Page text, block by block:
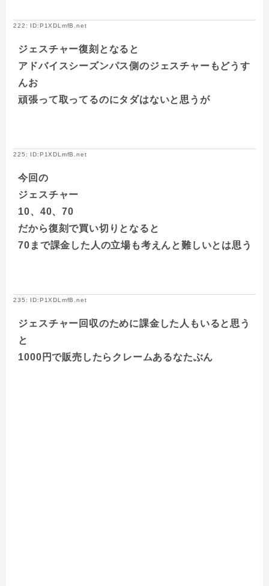
222: ID:P1XDLmfB.net
ジェスチャー復刻となると
アドバイスシーズンパス側のジェスチャーもどうす
んお
頑張って取ってるのにタダはないと思うが
225: ID:P1XDLmfB.net
今回の
ジェスチャー
10、40、70
だから復刻で買い切りとなると
70まで課金した人の立場も考えんと難しいとは思う
235: ID:P1XDLmfB.net
ジェスチャー回収のために課金した人もいると思う
と
1000円で販売したらクレームあるなたぶん